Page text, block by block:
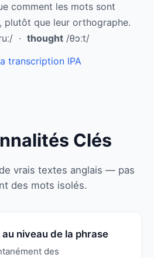
comment les mots sont
plutôt que leur orthographe.
· thought /θɔːt/
transcription IPA
Clés
vrais textes anglais — pas
des mots isolés.
niveau de la phrase
des